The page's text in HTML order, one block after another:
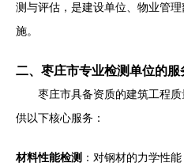
测与评估，是建设单位、物业管
施。
二、枣庄市专业检测单位的服
枣庄市具备资质的建筑工程
供以下核心服务：
材料性能检测 ：对钢材的力学性